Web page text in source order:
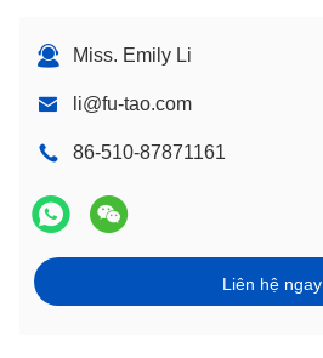
Miss. Emily Li
li@fu-tao.com
86-510-87871161
Liên hệ ngay